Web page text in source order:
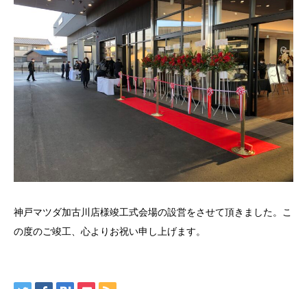
神戸マツダ加古川店様竣工式会場の設営をさせて頂きました。こ
の度のご竣工、心よりお祝い申し上げます。